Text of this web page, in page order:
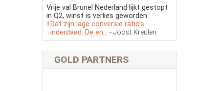
Vrije val Brunel Nederland lijkt gestopt
in Q2, winst is verlies geworden
Dat zijn lage conversie ratio’s
inderdaad. De en... - Joost Kreulen
GOLD PARTNERS